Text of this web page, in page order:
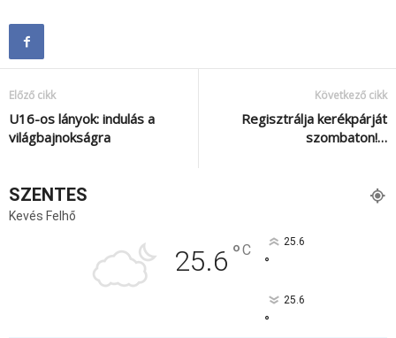
Előző cikk
U16-os lányok: indulás a
világbajnokságra
Következő cikk
Regisztrálja kerékpárját
szombaton!…
SZENTES
Kevés Felhő
25.6 °C 25.6
°
25.6
°